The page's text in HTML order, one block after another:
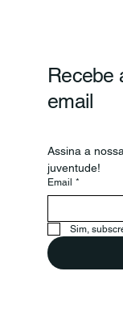
para
Recebe
email
Assina a
juventude!
Email *
Sim,